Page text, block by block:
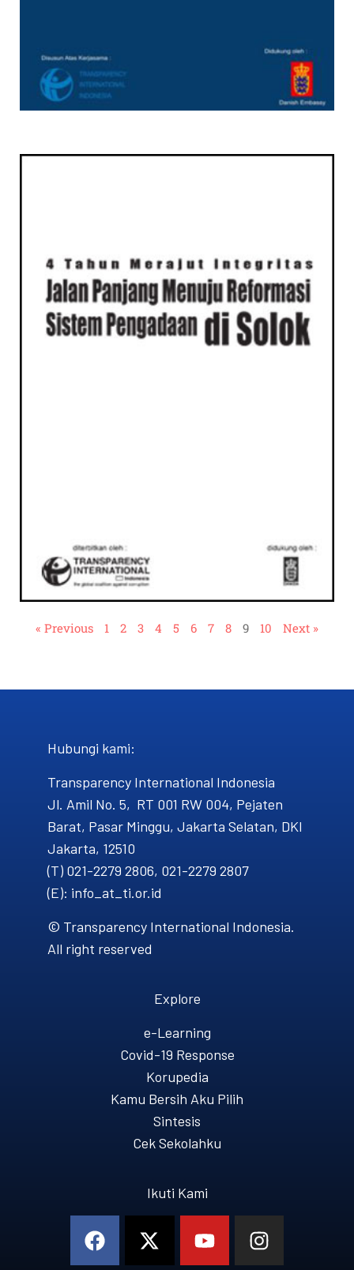
« Previous 1 2 3 4 5 6 7 8 9 10 Next »
Hubungi kami​:
Transparency International Indonesia
Jl. Amil No. 5, RT 001 RW 004, Pejaten
Barat, Pasar Minggu, Jakarta Selatan, DKI
Jakarta, 12510
(T) 021-2279 2806, 021-2279 2807
(E): info_at_ti.or.id
© Transparency International Indonesia.
All right reserved
Explore
e-Learning
Covid-19 Response
Korupedia
Kamu Bersih Aku Pilih
Sintesis
Cek Sekolahku
Ikuti Kami